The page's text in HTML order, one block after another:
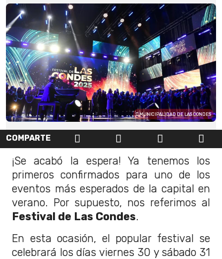
MUNICIPALIDAD DE LAS CONDES
COMPARTE
¡Se acabó la espera! Ya tenemos los
primeros confirmados para uno de los
eventos más esperados de la capital en
verano. Por supuesto, nos referimos al
Festival de Las Condes.
En esta ocasión, el popular festival se
celebrará los días viernes 30 y sábado 31